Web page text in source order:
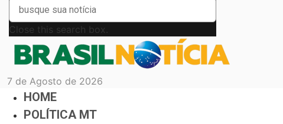
Close this search box.
7 de Agosto de 2026
HOME
POLÍTICA MT